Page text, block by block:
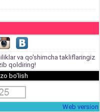
va qo'shimcha takliflaringiz
qoldiring!
bo'lish
Web version